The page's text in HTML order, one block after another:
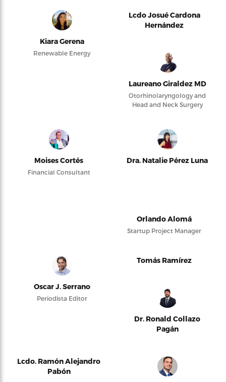
Kiara Gerena
Renewable Energy
Lcdo Josué Cardona
Hernández
Laureano Giraldez MD
Otorhinolaryngology and
Head and Neck Surgery
Moises Cortés
Financial Consultant
Dra. Natalie Pérez Luna
Orlando Alomá
Startup Project Manager
Oscar J. Serrano
Periodista Editor
Tomás Ramírez
Dr. Ronald Collazo
Pagán
Lcdo. Ramón Alejandro
Pabón